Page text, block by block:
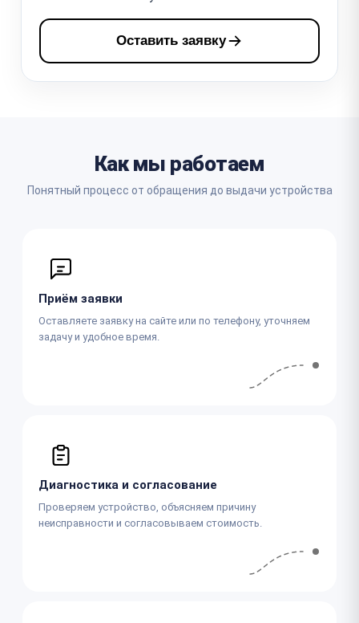
Оставить заявку
Как мы работаем
Понятный процесс от обращения до выдачи устройства
Приём заявки
Оставляете заявку на сайте или по телефону, уточняем
задачу и удобное время.
Диагностика и согласование
Проверяем устройство, объясняем причину
неисправности и согласовываем стоимость.